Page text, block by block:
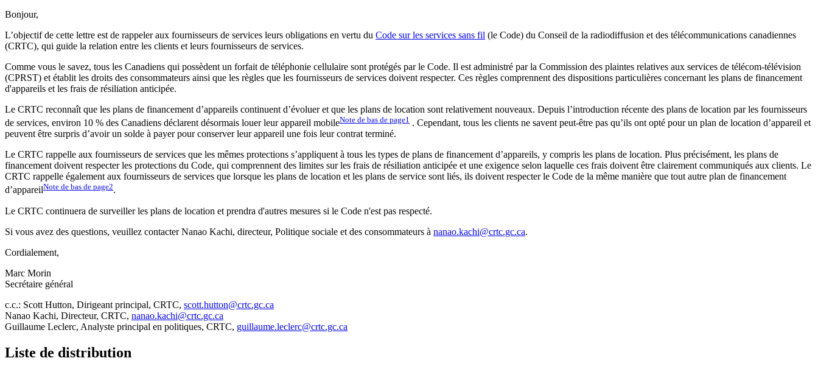
Bonjour,
L’objectif de cette lettre est de rappeler aux fournisseurs de services leurs obligations en vertu du Code sur les services sans fil (le Code) du Conseil de la radiodiffusion et des télécommunications canadiennes
(CRTC), qui guide la relation entre les clients et leurs fournisseurs de services.
Comme vous le savez, tous les Canadiens qui possèdent un forfait de téléphonie cellulaire sont protégés par le Code. Il est administré par la Commission des plaintes relatives aux services de télécom-télévision
(CPRST) et établit les droits des consommateurs ainsi que les règles que les fournisseurs de services doivent respecter. Ces règles comprennent des dispositions particulières concernant les plans de financement
d'appareils et les frais de résiliation anticipée.
Le CRTC reconnaît que les plans de financement d’appareils continuent d’évoluer et que les plans de location sont relativement nouveaux. Depuis l’introduction récente des plans de location par les fournisseurs
de services, environ 10 % des Canadiens déclarent désormais louer leur appareil mobileNote de bas de page1 . Cependant, tous les clients ne savent peut-être pas qu’ils ont opté pour un plan de location d’appareil et
peuvent être surpris d’avoir un solde à payer pour conserver leur appareil une fois leur contrat terminé.
Le CRTC rappelle aux fournisseurs de services que les mêmes protections s’appliquent à tous les types de plans de financement d’appareils, y compris les plans de location. Plus précisément, les plans de
financement doivent respecter les protections du Code, qui comprennent des limites sur les frais de résiliation anticipée et une exigence selon laquelle ces frais doivent être clairement communiqués aux clients. Le
CRTC rappelle également aux fournisseurs de services que lorsque les plans de location et les plans de service sont liés, ils doivent respecter le Code de la même manière que tout autre plan de financement
d’appareilNote de bas de page2.
Le CRTC continuera de surveiller les plans de location et prendra d'autres mesures si le Code n'est pas respecté.
Si vous avez des questions, veuillez contacter Nanao Kachi, directeur, Politique sociale et des consommateurs à nanao.kachi@crtc.gc.ca.
Cordialement,
Marc Morin
Secrétaire général
c.c.: Scott Hutton, Dirigeant principal, CRTC, scott.hutton@crtc.gc.ca
Nanao Kachi, Directeur, CRTC, nanao.kachi@crtc.gc.ca
Guillaume Leclerc, Analyste principal en politiques, CRTC, guillaume.leclerc@crtc.gc.ca
Liste de distribution